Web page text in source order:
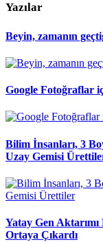
Yazılar
Beyin, zamanın
Google Fotoğraflar
Bilim İnsanları, 3
Uzay Gemisi
Yatay Gen
Ortaya Çıkardı